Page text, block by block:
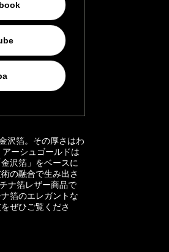
沢箔。その厚さはわ
ーシュゴールドは
沢箔」をベースに
の融合で生み出さ
ナ箔レザー商品で
箔のエレガントな
ぜひご覧くださ